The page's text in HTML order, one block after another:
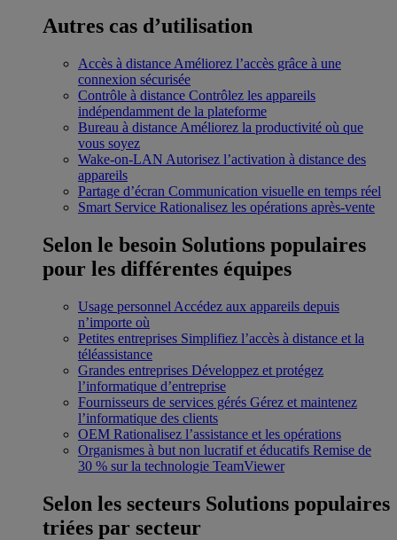
Autres cas d’utilisation
Accès à distance Améliorez l’accès grâce à une
connexion sécurisée
Contrôle à distance Contrôlez les appareils
indépendamment de la plateforme
Bureau à distance Améliorez la productivité où que
vous soyez
Wake-on-LAN Autorisez l’activation à distance des
appareils
Partage d’écran Communication visuelle en temps réel
Smart Service Rationalisez les opérations après-vente
Selon le besoin Solutions populaires
pour les différentes équipes
Usage personnel Accédez aux appareils depuis
n’importe où
Petites entreprises Simplifiez l’accès à distance et la
téléassistance
Grandes entreprises Développez et protégez
l’informatique d’entreprise
Fournisseurs de services gérés Gérez et maintenez
l’informatique des clients
OEM Rationalisez l’assistance et les opérations
Organismes à but non lucratif et éducatifs Remise de
30 % sur la technologie TeamViewer
Selon les secteurs Solutions populaires
triées par secteur